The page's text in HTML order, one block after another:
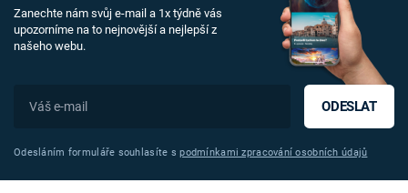
Zanechte nám svůj e-mail a 1x týdně vás
upozorníme na to nejnovější a nejlepší z
našeho webu.
ODESLAT
Odesláním formuláře souhlasíte spodmínkami zpracování osobních údajů